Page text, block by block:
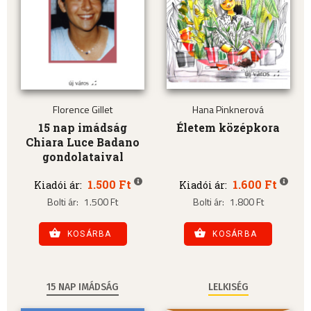
Florence Gillet
15 nap imádság
Chiara Luce Badano
gondolataival
Kiadói ár: 1.500 Ft
Bolti ár: 1.500 Ft
KOSÁRBA
Hana Pinknerová
Életem középkora
Kiadói ár: 1.600 Ft
Bolti ár: 1.800 Ft
KOSÁRBA
15 NAP IMÁDSÁG LELKISÉG